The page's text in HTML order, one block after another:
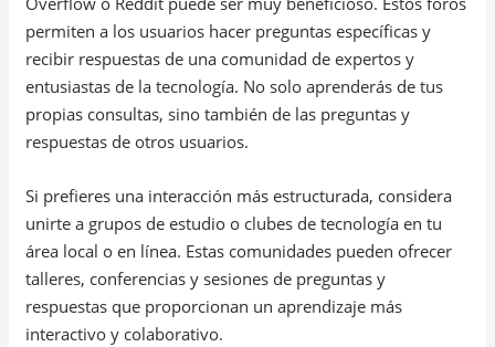
permiten a los usuarios hacer preguntas específicas y
recibir respuestas de una comunidad de expertos y
entusiastas de la tecnología. No solo aprenderás de tus
propias consultas, sino también de las preguntas y
respuestas de otros usuarios.
Si prefieres una interacción más estructurada, considera
unirte a grupos de estudio o clubes de tecnología en tu
área local o en línea. Estas comunidades pueden ofrecer
talleres, conferencias y sesiones de preguntas y
respuestas que proporcionan un aprendizaje más
interactivo y colaborativo.